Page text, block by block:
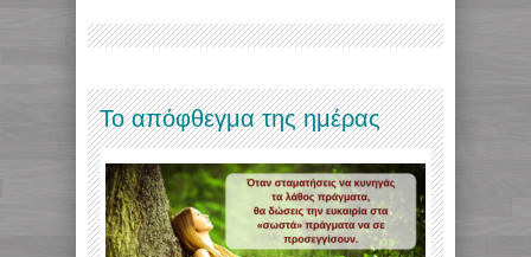
Το απόφθεγμα της ημέρας